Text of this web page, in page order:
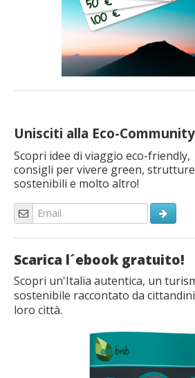
Unisciti alla Eco-
Scopri idee di viaggio eco-friendly,
consigli per vivere green, strutture
sostenibili e molto altro!
Scarica l´ebook gratuito!
Scopri un'Italia autentica, un
sostenibile raccontato da
loro città.